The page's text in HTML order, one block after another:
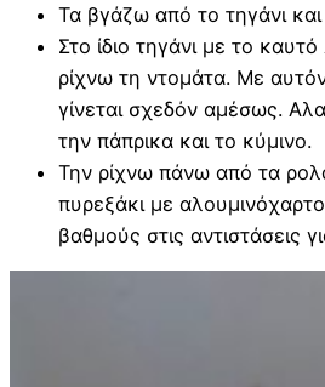
Τα βγάζω από το τηγάνι
Στο ίδιο τηγάνι με το καυτό
ρίχνω τη ντομάτα. Με
γίνεται σχεδόν αμέσως.
την πάπρικα και το κύμινο.
Την ρίχνω πάνω από τα
πυρεξάκι με
βαθμούς στις αντιστάσεις